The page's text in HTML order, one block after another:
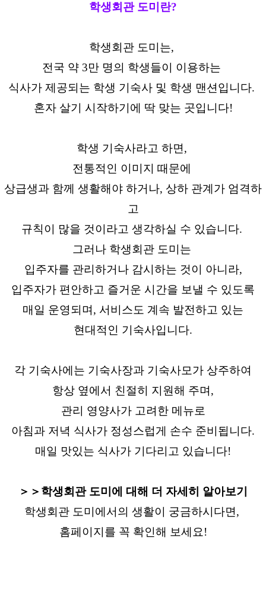
학생회관 도미란?
학생회관 도미는,
전국 약 3만 명의 학생들이 이용하는
식사가 제공되는 학생 기숙사 및 학생 맨션입니다.
혼자 살기 시작하기에 딱 맞는 곳입니다!
학생 기숙사라고 하면,
전통적인 이미지 때문에
상급생과 함께 생활해야 하거나, 상하 관계가 엄격하
고
규칙이 많을 것이라고 생각하실 수 있습니다.
그러나 학생회관 도미는
입주자를 관리하거나 감시하는 것이 아니라,
입주자가 편안하고 즐거운 시간을 보낼 수 있도록
매일 운영되며, 서비스도 계속 발전하고 있는
현대적인 기숙사입니다.
각 기숙사에는 기숙사장과 기숙사모가 상주하여
항상 옆에서 친절히 지원해 주며,
관리 영양사가 고려한 메뉴로
아침과 저녁 식사가 정성스럽게 손수 준비됩니다.
매일 맛있는 식사가 기다리고 있습니다!
＞＞학생회관 도미에 대해 더 자세히 알아보기
학생회관 도미에서의 생활이 궁금하시다면,
홈페이지를 꼭 확인해 보세요!